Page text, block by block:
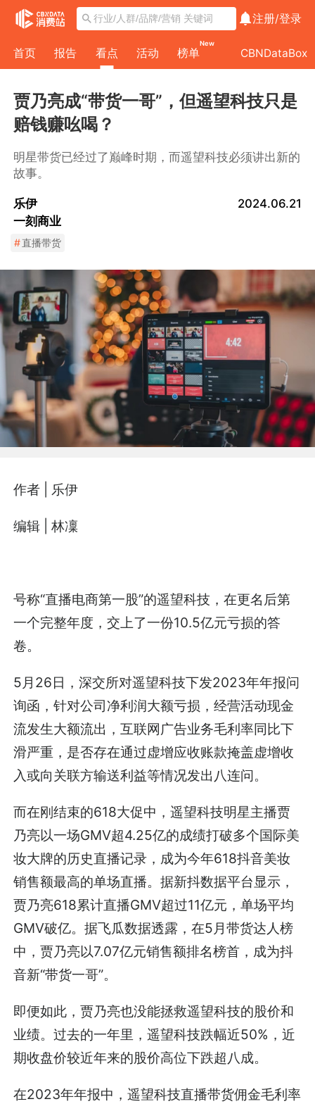
注册/登录
首页 报告 看点 活动 榜单
New
CBNDataBox
贾乃亮成“带货一哥”，但遥望科技只是
赔钱赚吆喝？
明星带货已经过了巅峰时期，而遥望科技必须讲出新的
故事。
乐伊
一刻商业
2024.06.21
#直播带货
作者 | 乐伊
编辑 | 林凜
号称“直播电商第一股”的遥望科技，在更名后第
一个完整年度，交上了一份10.5亿元亏损的答
卷。
5月26日，深交所对遥望科技下发2023年年报问
询函，针对公司净利润大额亏损，经营活动现金
流发生大额流出，互联网广告业务毛利率同比下
滑严重，是否存在通过虚增应收账款掩盖虚增收
入或向关联方输送利益等情况发出八连问。
而在刚结束的618大促中，遥望科技明星主播贾
乃亮以一场GMV超4.25亿的成绩打破多个国际美
妆大牌的历史直播记录，成为今年618抖音美妆
销售额最高的单场直播。据新抖数据平台显示，
贾乃亮618累计直播GMV超过11亿元，单场平均
GMV破亿。据飞瓜数据透露，在5月带货达人榜
中，贾乃亮以7.07亿元销售额排名榜首，成为抖
音新“带货一哥”。
即便如此，贾乃亮也没能拯救遥望科技的股价和
业绩。过去的一年里，遥望科技跌幅近50%，近
期收盘价较近年来的股价高位下跌超八成。
在2023年年报中，遥望科技直播带货佣金毛利率